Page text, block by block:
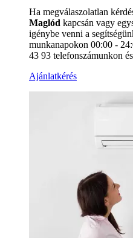
Ha megválaszolatlan
Maglód kapcsán vagy
igénybe venni a
munkanapokon 00:00 -
43 93 telefonszámunkon
Ajánlatkérés